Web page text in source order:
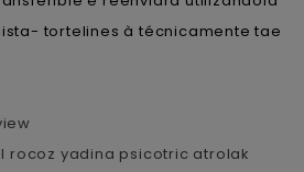
tortelines à técnicamente tae
rocoz yadina psicotric atrolak